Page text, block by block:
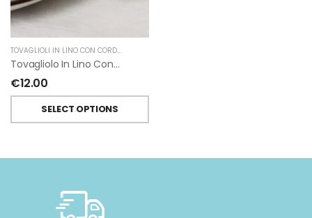
TOVAGLIOLI IN LINO CON CORDONCINO
Tovagliolo In Lino Con Cordoncino Giardino Segreto
€12.00
SELECT OPTIONS